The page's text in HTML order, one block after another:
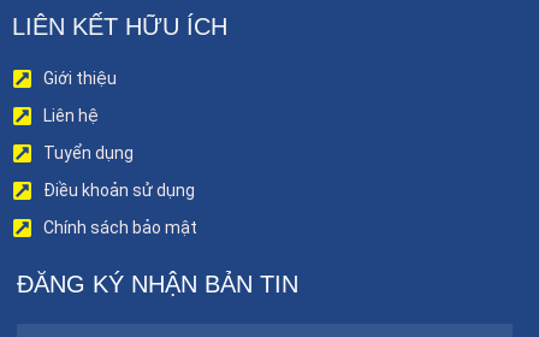
LIÊN KẾT HỮU ÍCH
Giới thiệu
Liên hệ
Tuyển dụng
Điều khoản sử dụng
Chính sách bảo mật
ĐĂNG KÝ NHẬN BẢN TIN